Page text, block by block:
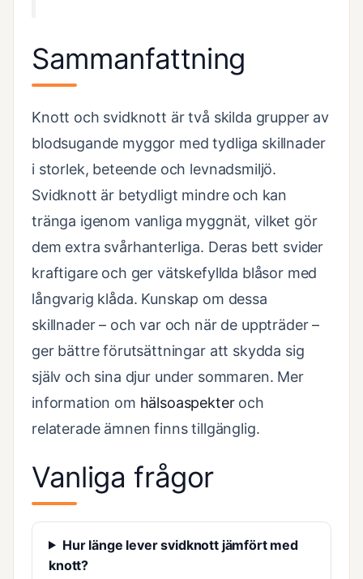
Sammanfattning
Knott och svidknott är två skilda grupper av
blodsugande myggor med tydliga skillnader
i storlek, beteende och levnadsmiljö.
Svidknott är betydligt mindre och kan
tränga igenom vanliga myggnät, vilket gör
dem extra svårhanterliga. Deras bett svider
kraftigare och ger vätskefyllda blåsor med
långvarig klåda. Kunskap om dessa
skillnader – och var och när de uppträder –
ger bättre förutsättningar att skydda sig
själv och sina djur under sommaren. Mer
information om hälsoaspekteroch
relaterade ämnen finns tillgänglig.
Vanliga frågor
Hur länge lever svidknott jämfört med
knott?